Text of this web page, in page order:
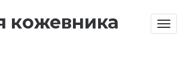
кожевника